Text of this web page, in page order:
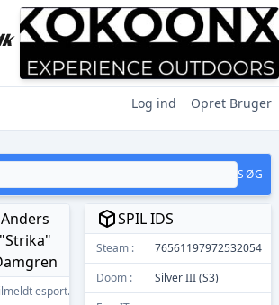
Log ind Opret Bruger
SØG
Anders
"Strika"
esport.dk
23/09/2021
SPIL IDS
Steam :
76561197972532054
Doom :
Silver III (S3)